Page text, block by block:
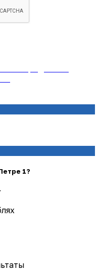
1?